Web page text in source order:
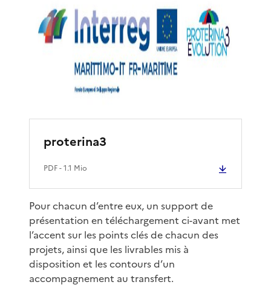
proterina3
PDF- 1.1 Mio
Pour chacun d’entre eux, un support de
présentation en téléchargement ci-avant met
l’accent sur les points clés de chacun des
projets, ainsi que les livrables mis à
disposition et les contours d’un
accompagnement au transfert.